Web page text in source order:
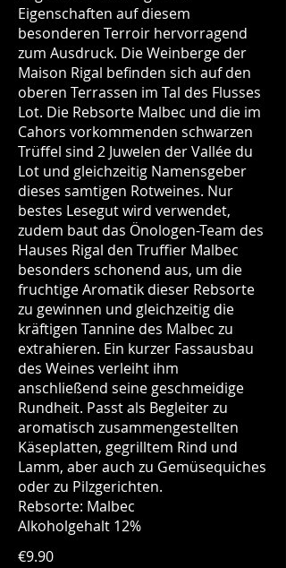
Eigenschaften auf diesem
besonderen Terroir hervorragend
zum Ausdruck. Die Weinberge der
Maison Rigal befinden sich auf den
oberen Terrassen im Tal des Flusses
Lot. Die Rebsorte Malbec und die im
Cahors vorkommenden schwarzen
Trüffel sind 2 Juwelen der Vallée du
Lot und gleichzeitig Namensgeber
dieses samtigen Rotweines. Nur
bestes Lesegut wird verwendet,
zudem baut das Önologen-Team des
Hauses Rigal den Truffier Malbec
besonders schonend aus, um die
fruchtige Aromatik dieser Rebsorte
zu gewinnen und gleichzeitig die
kräftigen Tannine des Malbec zu
extrahieren. Ein kurzer Fassausbau
des Weines verleiht ihm
anschließend seine geschmeidige
Rundheit. Passt als Begleiter zu
aromatisch zusammengestellten
Käseplatten, gegrilltem Rind und
Lamm, aber auch zu Gemüsequiches
oder zu Pilzgerichten.
Rebsorte: Malbec
Alkoholgehalt 12%
€9.90